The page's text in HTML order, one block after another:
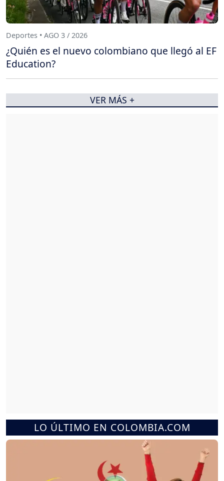
LO ÚLTIMO EN COLOMBIA.COM
Deportes • AGO 3 / 2026
¿Quién es el nuevo colombiano que llegó al EF
Education?
VER MÁS +